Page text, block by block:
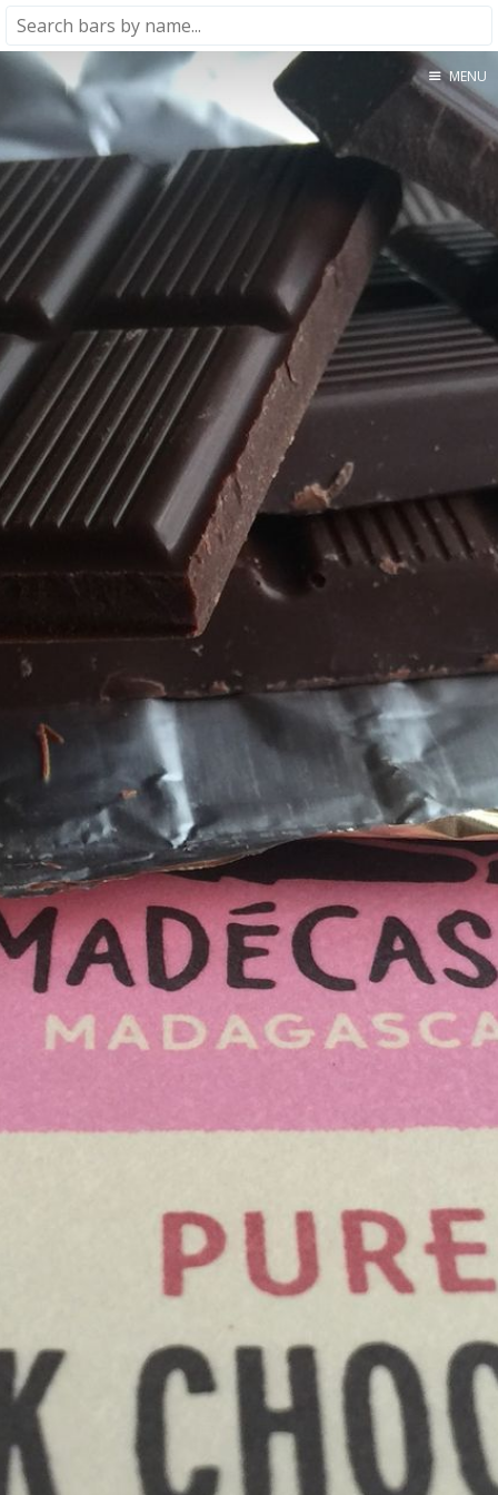
Home
★★★☆☆
★★☆☆☆
Meta
Privacy Policy
MENU